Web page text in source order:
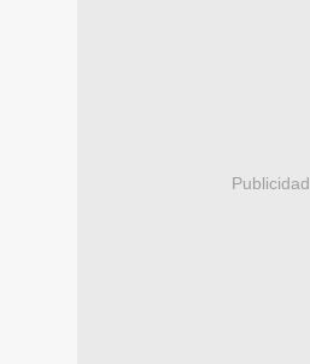
Publicidad